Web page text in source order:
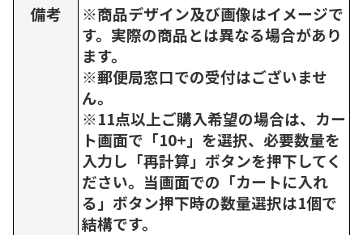
備考
※商品デザイン及び画像はイメージで
す。実際の商品とは異なる場合があり
ます。
※郵便局窓口での受付はございませ
ん。
※11点以上ご購入希望の場合は、カー
ト画面で「10+」を選択、必要数量を
入力し「再計算」ボタンを押下してく
ださい。当画面での「カートに入れ
る」ボタン押下時の数量選択は1個で
結構です。